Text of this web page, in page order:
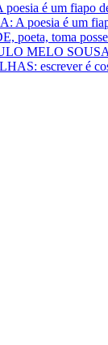
é um fiapo
A poesia é um
toma posse
MELO
escrever é